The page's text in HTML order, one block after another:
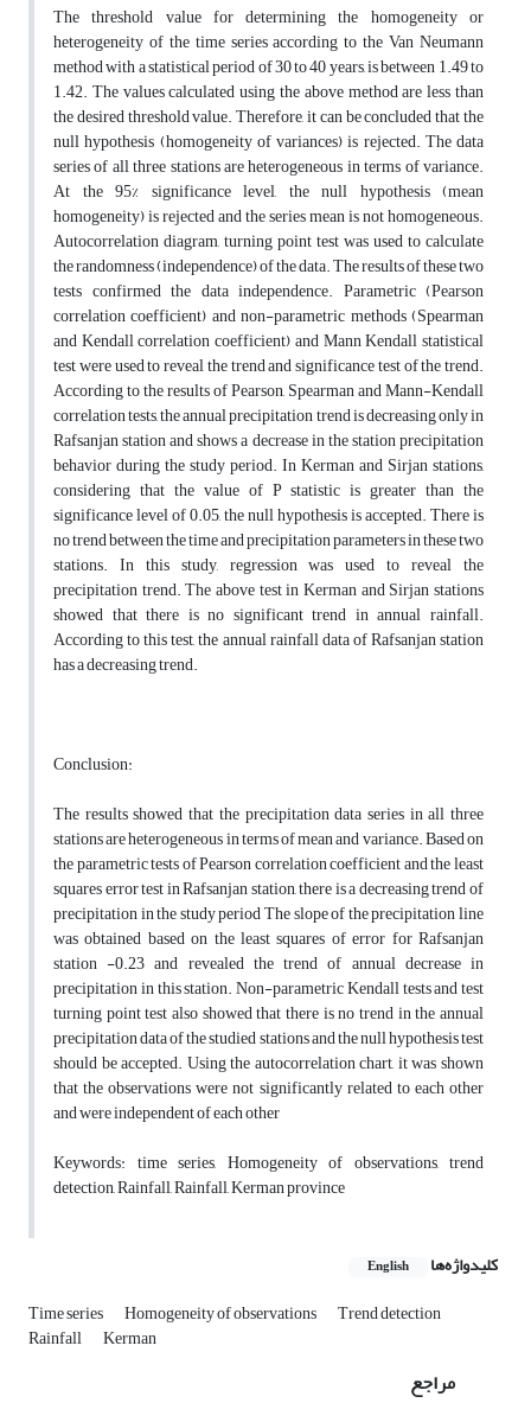
The threshold value for determining the homogeneity or
heterogeneity of the time series according to the Van Neumann
method with a statistical period of 30 to 40 years, is between 1.49 to
1.42. The values calculated using the above method are less than
the desired threshold value. Therefore, it can be concluded that the
null hypothesis (homogeneity of variances) is rejected. The data
series of all three stations are heterogeneous in terms of variance.
At the 95% significance level, the null hypothesis (mean
homogeneity) is rejected and the series mean is not homogeneous.
Autocorrelation diagram, turning point test was used to calculate
the randomness (independence) of the data. The results of these two
tests confirmed the data independence. Parametric (Pearson
correlation coefficient) and non-parametric methods (Spearman
and Kendall correlation coefficient) and Mann Kendall statistical
test were used to reveal the trend and significance test of the trend.
According to the results of Pearson, Spearman and Mann-Kendall
correlation tests, the annual precipitation trend is decreasing only in
Rafsanjan station and shows a decrease in the station precipitation
behavior during the study period. In Kerman and Sirjan stations,
considering that the value of P statistic is greater than the
significance level of 0.05, the null hypothesis is accepted. There is
no trend between the time and precipitation parameters in these two
stations. In this study, regression was used to reveal the
precipitation trend. The above test in Kerman and Sirjan stations
showed that there is no significant trend in annual rainfall.
According to this test, the annual rainfall data of Rafsanjan station
has a decreasing trend.
Conclusion:
The results showed that the precipitation data series in all three
stations are heterogeneous in terms of mean and variance. Based on
the parametric tests of Pearson correlation coefficient and the least
squares error test in Rafsanjan station, there is a decreasing trend of
precipitation in the study period The slope of the precipitation line
was obtained based on the least squares of error for Rafsanjan
station -0.23 and revealed the trend of annual decrease in
precipitation in this station. Non-parametric Kendall tests and test
turning point test also showed that there is no trend in the annual
precipitation data of the studied stations and the null hypothesis test
should be accepted. Using the autocorrelation chart, it was shown
that the observations were not significantly related to each other
and were independent of each other
Keywords: time series, Homogeneity of observations, trend
detection, Rainfall, Rainfall, Kerman province
کلیدواژه‌ها English
Time series Homogeneity of observations Trend detection
Rainfall Kerman
مراجع